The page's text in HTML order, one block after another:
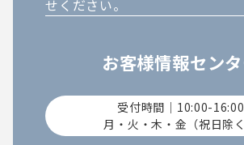
せください。
お客様情報セン
受付時間｜10:00-16:00
月・火・木・金（祝日除く